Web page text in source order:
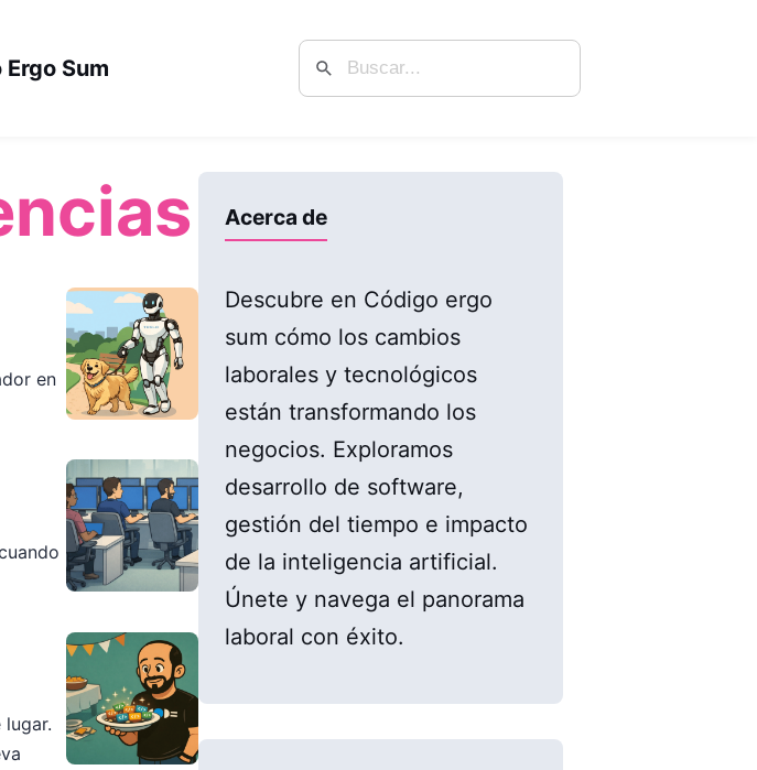
Sum
en
Acerca de
Descubre en Código ergo
sum cómo los cambios
laborales y tecnológicos
están transformando los
negocios. Exploramos
desarrollo de software,
gestión del tiempo e impacto
de la inteligencia artificial.
Únete y navega el panorama
laboral con éxito.